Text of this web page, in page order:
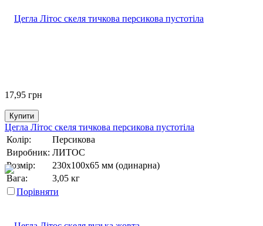
17,95 грн
Купити
Цегла Літос скеля тичкова персикова пустотіла
Колір:
Персикова
Виробник: ЛИТОС
Розмір:
230х100х65 мм (одинарна)
Вага:
3,05 кг
Порівняти